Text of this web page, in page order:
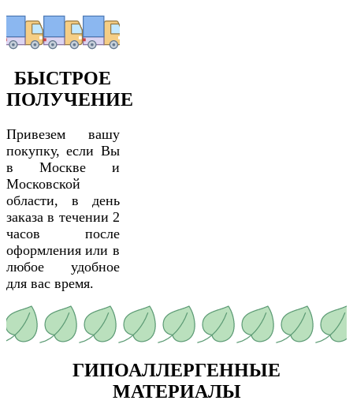
БЫСТРОЕ
ПОЛУЧЕНИЕ
Привезем вашу
покупку, если Вы
в Москве и
Московской
области, в день
заказа в течении 2
часов после
оформления или в
любое удобное
для вас время.
ГИПОАЛЛЕРГЕННЫЕ
МАТЕРИАЛЫ